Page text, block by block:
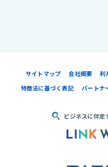
サイトマップ 会社概要 利
特商法に基づく表記
パートナ
ビジネスに伴走